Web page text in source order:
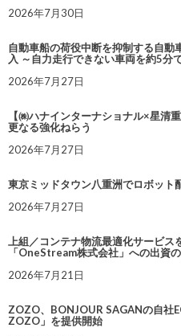
2026年7月30日
自動車船の荷役中断を抑制する自動
入 ～自力走行できない車両を約5分
2026年7月27日
【㈱ハナインターナショナル×星清
更なる強化ねらう
2026年7月27日
東京ミッドタウン八重洲でロボット
2026年7月27日
上組／コンテナ物流最適化サービス
「OneStream株式会社」への出資
2026年7月21日
ZOZO、BONJOUR SAGANの自社
ZOZO」を提供開始